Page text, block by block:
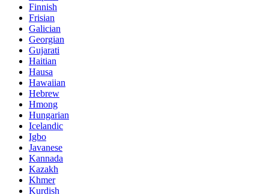
Finnish
Frisian
Galician
Georgian
Gujarati
Haitian
Hausa
Hawaiian
Hebrew
Hmong
Hungarian
Icelandic
Igbo
Javanese
Kannada
Kazakh
Khmer
Kurdish